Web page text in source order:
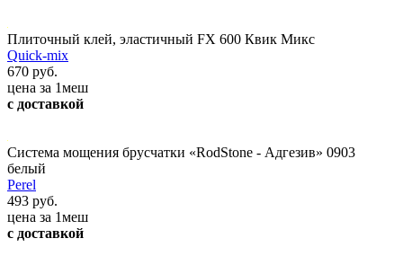
Плиточный клей, эластичный FX 600 Квик Микс
Quick-mix
670 руб.
цена за 1меш
с доставкой
Система мощения брусчатки «RodStone - Адгезив» 0903
белый
Perel
493 руб.
цена за 1меш
с доставкой